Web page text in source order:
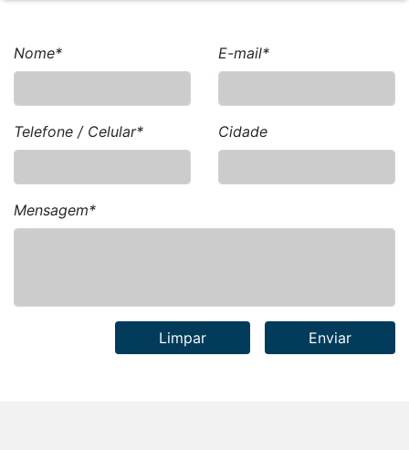
Nome* E-mail*
Telefone / Celular* Cidade
Mensagem*
Limpar Enviar